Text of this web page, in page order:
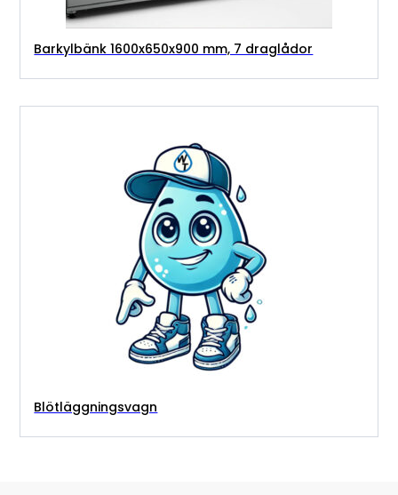
Barkylbänk 1600x650x900 mm, 7 draglådor
Blötläggningsvagn